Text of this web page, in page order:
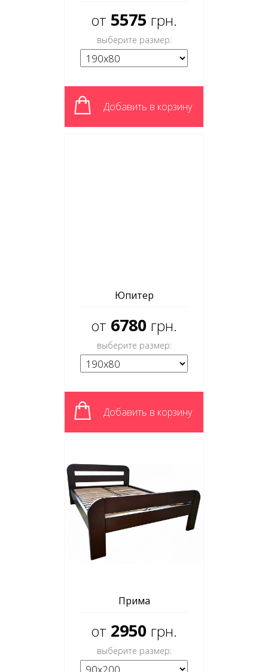
от 5575 грн.
выберите размер:
Добавить в корзину
Юпитер
от 6780 грн.
выберите размер:
Добавить в корзину
Прима
от 2950 грн.
выберите размер: